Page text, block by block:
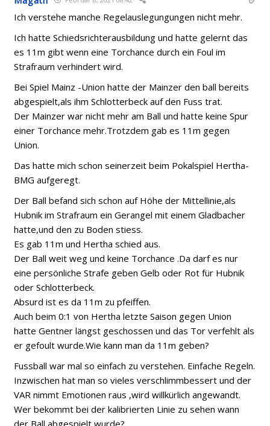
Ich verstehe manche Regelauslegungungen nicht mehr.
Ich hatte Schiedsrichterausbildung und hatte gelernt das
es 11m gibt wenn eine Torchance durch ein Foul im
Strafraum verhindert wird.
Bei Spiel Mainz -Union hatte der Mainzer den ball bereits
abgespielt,als ihm Schlotterbeck auf den Fuss trat.
Der Mainzer war nicht mehr am Ball und hatte keine Spur
einer Torchance mehr.Trotzdem gab es 11m gegen
Union.
Das hatte mich schon seinerzeit beim Pokalspiel Hertha-
BMG aufgeregt.
Der Ball befand sich schon auf Höhe der Mittellinie,als
Hubnik im Strafraum ein Gerangel mit einem Gladbacher
hatte,und den zu Boden stiess.
Es gab 11m und Hertha schied aus.
Der Ball weit weg und keine Torchance .Da darf es nur
eine persönliche Strafe geben Gelb oder Rot für Hubnik
oder Schlotterbeck.
Absurd ist es da 11m zu pfeiffen.
Auch beim 0:1 von Hertha letzte Saison gegen Union
hatte Gentner längst geschossen und das Tor verfehlt als
er gefoult wurde.Wie kann man da 11m geben?
Fussball war mal so einfach zu verstehen. Einfache Regeln.
Inzwischen hat man so vieles verschlimmbessert und der
VAR nimmt Emotionen raus ,wird willkürlich angewandt.
Wer bekommt bei der kalibrierten Linie zu sehen wann
der Ball abgespielt wurde?